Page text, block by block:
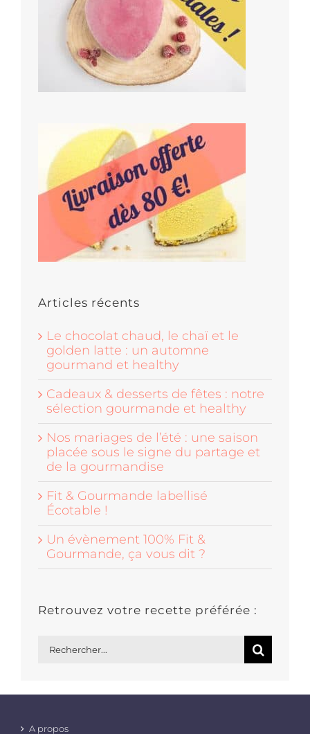
Articles récents
Le chocolat chaud, le chaï et le
golden latte : un automne
gourmand et healthy
Cadeaux & desserts de fêtes : notre
sélection gourmande et healthy
Nos mariages de l’été : une saison
placée sous le signe du partage et
de la gourmandise
Fit & Gourmande labellisé
Écotable !
Un évènement 100% Fit &
Gourmande, ça vous dit ?
Retrouvez votre recette préférée :
A propos